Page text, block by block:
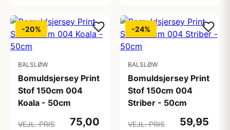
-20%
BALSLØW
Bomuldsjersey Print
Stof 150cm 004
Koala - 50cm
VEJL. PRIS
75,00
-24%
BALSLØW
Bomuldsjersey Print
Stof 150cm 004
Striber - 50cm
VEJL. PRIS
59,95